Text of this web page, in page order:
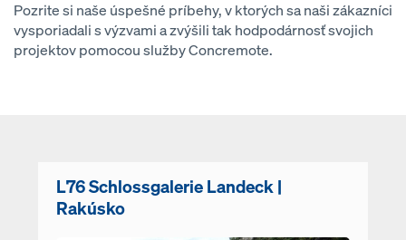
Pozrite si naše úspešné príbehy, v ktorých sa naši zákazníci
vysporiadali s výzvami a zvýšili tak hodpodárnosť svojich
projektov pomocou služby Concremote.
L76 Schlossgalerie Landeck |
Rakúsko